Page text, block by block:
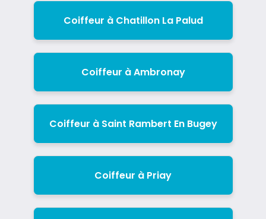
Coiffeur à Chatillon La Palud
Coiffeur à Ambronay
Coiffeur à Saint Rambert En Bugey
Coiffeur à Priay